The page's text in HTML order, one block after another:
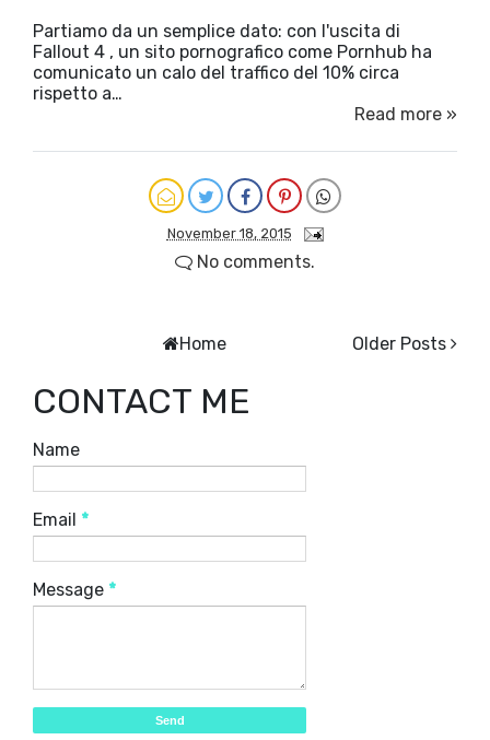
Partiamo da un semplice dato: con l'uscita di
Fallout 4 , un sito pornografico come Pornhub ha
comunicato un calo del traffico del 10% circa
rispetto a…
Read more »
November 18, 2015
No comments.
Older Posts
Home
CONTACT ME
Name
Email *
Message *